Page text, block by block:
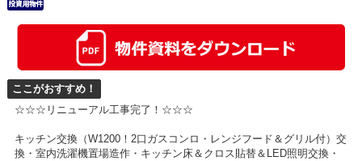
ここがおすすめ！
☆☆☆リニューアル工事完了！☆☆☆
キッチン交換（W1200！2口ガスコンロ・レンジフード＆グリル付）交
換・室内洗濯機置場造作・キッチン床＆クロス貼替＆LED照明交換・